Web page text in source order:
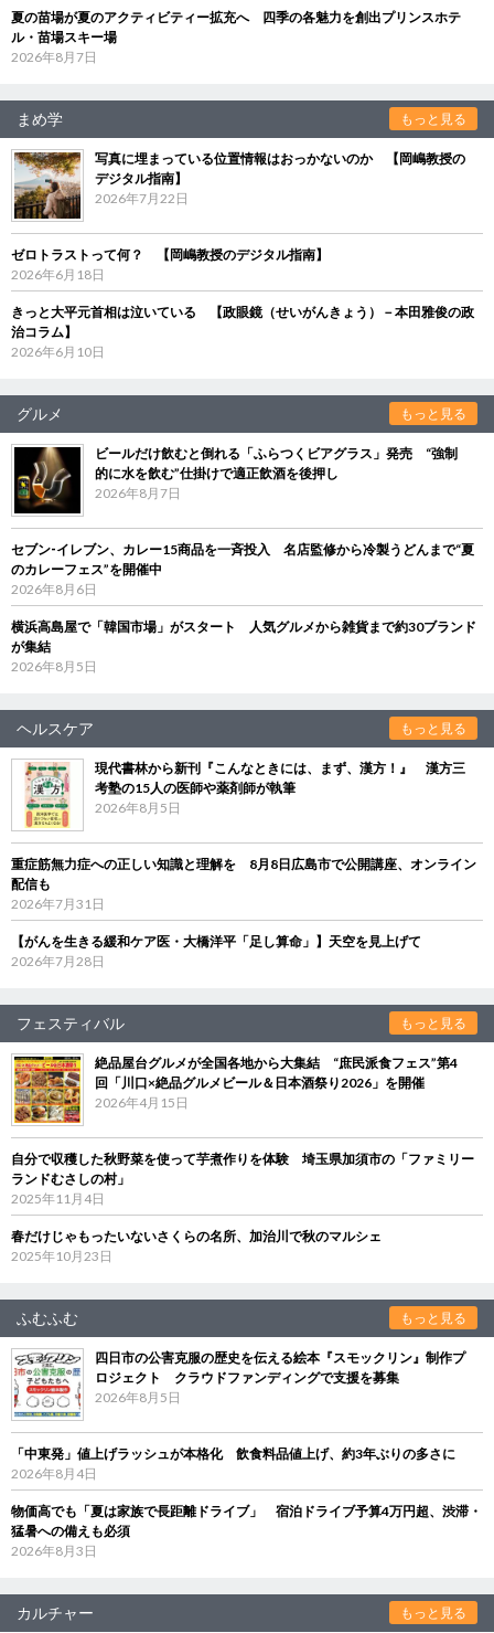
夏の苗場が夏のアクティビティー拡充へ 四季の各魅力を創出プリンスホテ
ル・苗場スキー場
2026年8月7日
まめ学 もっと見る
写真に埋まっている位置情報はおっかないのか 【岡嶋教授の
デジタル指南】
2026年7月22日
ゼロトラストって何？ 【岡嶋教授のデジタル指南】
2026年6月18日
きっと大平元首相は泣いている 【政眼鏡（せいがんきょう）－本田雅俊の政
治コラム】
2026年6月10日
グルメ もっと見る
ビールだけ飲むと倒れる「ふらつくビアグラス」発売 “強制
的に水を飲む”仕掛けで適正飲酒を後押し
2026年8月7日
セブン‐イレブン、カレー15商品を一斉投入 名店監修から冷製うどんまで“夏
のカレーフェス”を開催中
2026年8月6日
横浜高島屋で「韓国市場」がスタート 人気グルメから雑貨まで約30ブランド
が集結
2026年8月5日
ヘルスケア もっと見る
現代書林から新刊『こんなときには、まず、漢方！』 漢方三
考塾の15人の医師や薬剤師が執筆
2026年8月5日
重症筋無力症への正しい知識と理解を 8月8日広島市で公開講座、オンライン
配信も
2026年7月31日
【がんを生きる緩和ケア医・大橋洋平「足し算命」】天空を見上げて
2026年7月28日
フェスティバル もっと見る
絶品屋台グルメが全国各地から大集結 “庶民派食フェス”第4
回「川口×絶品グルメビール＆日本酒祭り2026」を開催
2026年4月15日
自分で収穫した秋野菜を使って芋煮作りを体験 埼玉県加須市の「ファミリー
ランドむさしの村」
2025年11月4日
春だけじゃもったいないさくらの名所、加治川で秋のマルシェ
2025年10月23日
ふむふむ もっと見る
四日市の公害克服の歴史を伝える絵本『スモックリン』制作プ
ロジェクト クラウドファンディングで支援を募集
2026年8月5日
「中東発」値上げラッシュが本格化 飲食料品値上げ、約3年ぶりの多さに
2026年8月4日
物価高でも「夏は家族で長距離ドライブ」 宿泊ドライブ予算4万円超、渋滞・
猛暑への備えも必須
2026年8月3日
カルチャー もっと見る